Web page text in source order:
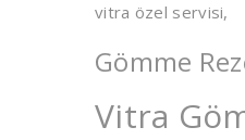
vitra özel servisi,
Gömme
Vitra